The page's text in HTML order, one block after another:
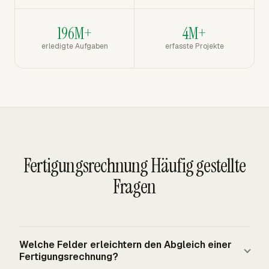
196M+
erledigte Aufgaben
4M+
erfasste Projekte
Fertigungsrechnung Häufig gestellte
Fragen
Welche Felder erleichtern den Abgleich einer
Fertigungsrechnung?